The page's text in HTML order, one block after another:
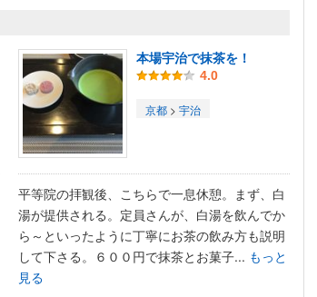
本場宇治で抹茶を！
4.0
京都 > 宇治
平等院の拝観後、こちらで一息休憩。まず、白
湯が提供される。定員さんが、白湯を飲んでか
ら～といったように丁寧にお茶の飲み方も説明
して下さる。６００円で抹茶とお菓子... もっと
見る